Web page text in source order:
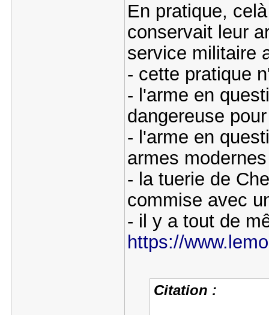
En pratique,
conservait leur
service militaire
- cette pratique
- l'arme en
dangereuse
- l'arme en
armes modernes
- la tuerie de
commise avec
- il y a tout de
https://
Citation :